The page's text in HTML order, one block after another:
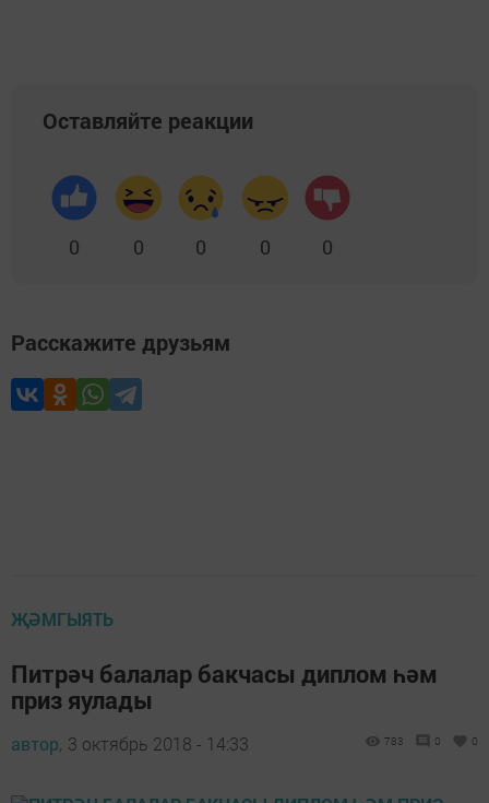
Оставляйте реакции
0 0 0 0 0
Расскажите друзьям
ҖӘМГЫЯТЬ
Питрәч балалар бакчасы диплом һәм
приз яулады
автор, 3 октябрь 2018 - 14:33 783 0 0